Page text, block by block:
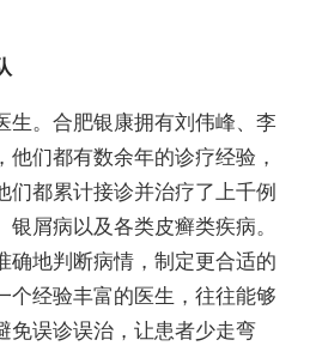
生。合肥银康拥有刘伟峰、李
们都有数余年的诊疗经验，
们都累计接诊并治疗了上千例
屑病以及各类皮癣类疾病。
确地判断病情，制定更合适的
个经验丰富的医生，往往能够
免误诊误治，让患者少走弯